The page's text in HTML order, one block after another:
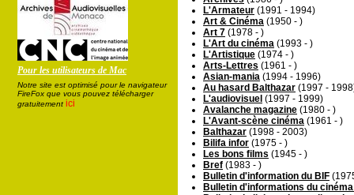
Pour les utilisateurs de Mac
Notre site est optimisé pour le navigateur
FireFox que vous pouvez télécharger
gratuitement ici
L'Armateur (1991 - 1994)
Art & Cinéma (1950 - )
Art 7 (1978 - )
L'Art du cinéma (1993 - )
L'Artistique (1974 - )
Arts-Lettres (1961 - )
Asian-mania (1994 - 1996)
Au hasard Balthazar (1997 -
L'audiovisuel (1997 - 1999)
Avalanche magazine (1980 - )
L'Avant-scène cinéma (1961 - )
Balthazar (1998 - 2003)
Bilifa infor (1975 - )
Les bons films (1945 - )
Bref (1983 - )
Bulletin d'information du BIF
Bulletin d'informations du